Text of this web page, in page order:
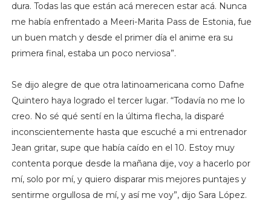
dura. Todas las que están acá merecen estar acá. Nunca
me había enfrentado a Meeri-Marita Pass de Estonia, fue
un buen match y desde el primer día el anime era su
primera final, estaba un poco nerviosa”.
Se dijo alegre de que otra latinoamericana como Dafne
Quintero haya logrado el tercer lugar. “Todavía no me lo
creo. No sé qué sentí en la última flecha, la disparé
inconscientemente hasta que escuché a mi entrenador
Jean gritar, supe que había caído en el 10. Estoy muy
contenta porque desde la mañana dije, voy a hacerlo por
mí, solo por mí, y quiero disparar mis mejores puntajes y
sentirme orgullosa de mí, y así me voy”, dijo Sara López.